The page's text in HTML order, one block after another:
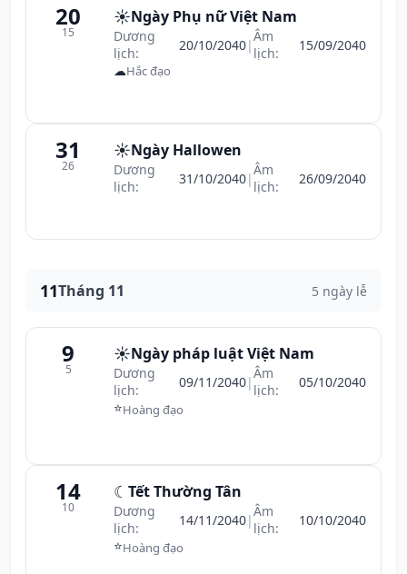
20
15
☀️Ngày Phụ nữ Việt Nam
Dương
lịch:
20/10/2040|Âm
lịch:
15/09/2040
☁Hắc đạo
31
26
☀️Ngày Hallowen
Dương
lịch:
31/10/2040|Âm
lịch:
26/09/2040
11Tháng 11 5 ngày lễ
9
5
☀️Ngày pháp luật Việt Nam
Dương
lịch:
09/11/2040|Âm
lịch:
05/10/2040
⭐Hoàng đạo
14
10
☾ Tết Thường Tân
Dương
lịch:
14/11/2040|Âm
lịch:
10/10/2040
⭐Hoàng đạo